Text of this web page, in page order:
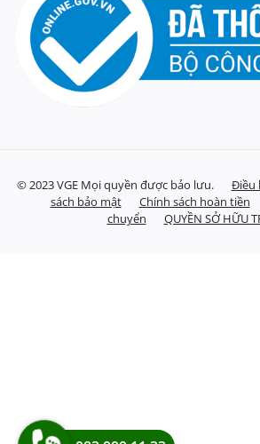
© 2023 VGE Mọi quyền được bảo lưu. Điều
sách bảo mật
Chính sách hoàn tiền
chuyển
QUYỀN SỞ HỮU